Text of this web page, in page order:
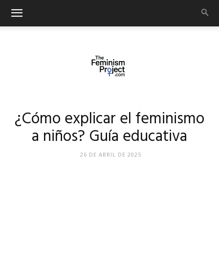
¿Cómo explicar el feminismo
a niños? Guía educativa
26 DE ABRIL DE 2025